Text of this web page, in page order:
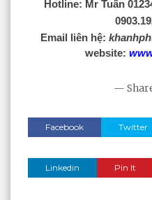
Hotline: Mr Tuấn
Email liên hệ:
website:
—
Facebook Twitter
Linkedin Pin It